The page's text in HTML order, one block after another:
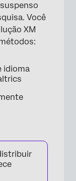
Você
XM
idioma